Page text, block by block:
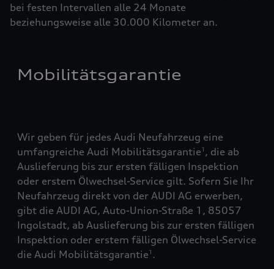
bei festen Intervallen alle 24 Monate
beziehungsweise alle 30.000 Kilometer an.
Mobilitätsgarantie
Wir geben für jedes Audi Neufahrzeug eine
umfangreiche Audi Mobilitätsgarantie1 , die ab
Auslieferung bis zur ersten fälligen Inspektion
oder erstem Ölwechsel-Service gilt. Sofern Sie Ihr
Neufahrzeug direkt von der AUDI AG erwerben,
gibt die AUDI AG, Auto-Union-Straße 1, 85057
Ingolstadt, ab Auslieferung bis zur ersten fälligen
Inspektion oder erstem fälligen Ölwechsel-Service
die Audi Mobilitätsgarantie1 .